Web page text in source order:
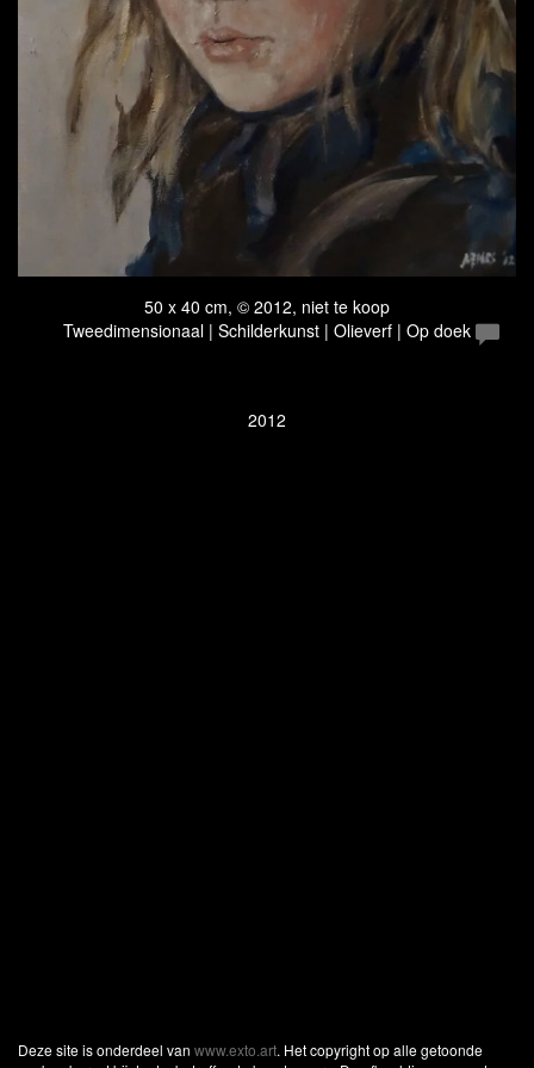
50 x 40 cm, © 2012, niet te koop
Tweedimensionaal | Schilderkunst | Olieverf | Op doek
2012
Deze site is onderdeel van www.exto.art. Het copyright op alle getoonde